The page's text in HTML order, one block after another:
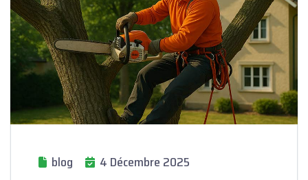
blog 4 Décembre 2025